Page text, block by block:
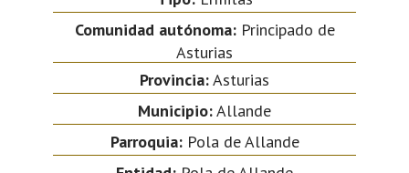
Comunidad autónoma:Principado de
Asturias
Provincia:Asturias
Municipio:Allande
Parroquia:Pola de Allande